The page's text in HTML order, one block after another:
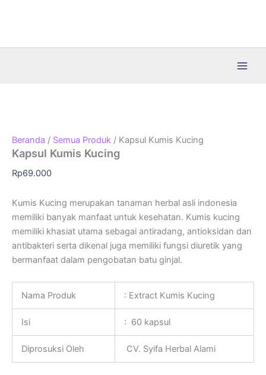
Beranda / Semua Produk / Kapsul Kumis Kucing
Kapsul Kumis Kucing
Rp69.000
Kumis Kucing merupakan tanaman herbal asli indonesia
memiliki banyak manfaat untuk kesehatan. Kumis kucing
memiliki khasiat utama sebagai antiradang, antioksidan dan
antibakteri serta dikenal juga memiliki fungsi diuretik yang
bermanfaat dalam pengobatan batu ginjal.
Nama Produk : Extract Kumis Kucing
Isi : 60 kapsul
Diprosuksi Oleh CV. Syifa Herbal Alami